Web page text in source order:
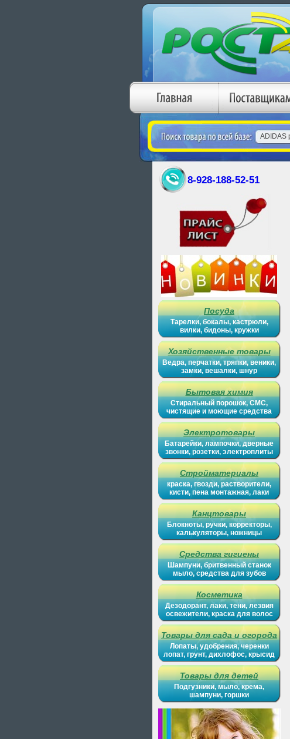
8-928-188-52-51
Посуда
Тарелки, бокалы, кастрюли,
вилки, бидоны, кружки
Хозяйственные товары
Ведра, перчатки, тряпки, веники,
замки, вешалки, шнур
Бытовая химия
Стиральный порошок, СМС,
чистящие и моющие средства
Электротовары
Батарейки, лампочки, дверные
звонки, розетки, электроплиты
Стройматериалы
краска, гвозди, растворители,
кисти, пена монтажная, лаки
Канцтовары
Блокноты, ручки, корректоры,
калькуляторы, ножницы
Средства гигиены
Шампуни, бритвенный станок
мыло, средства для зубов
Косметика
Дезодорант, лаки, тени, лезвия
освежители, краска для волос
Товары для сада и огорода
Лопаты, удобрения, черенки
лопат, грунт, дихлофос, крысид
Товары для детей
Подгузники, мыло, крема,
шампуни, горшки